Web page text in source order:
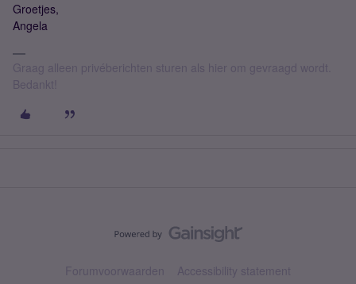
Groetjes,
Angela
Graag alleen privéberichten sturen als hier om gevraagd wordt.
Bedankt!
Forumvoorwaarden Accessibility statement